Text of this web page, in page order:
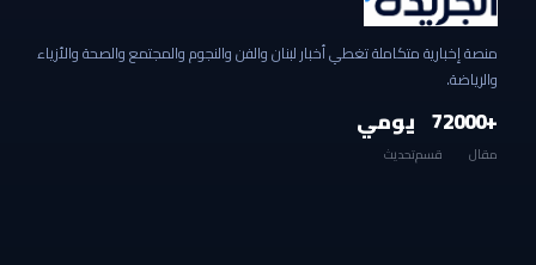
منصة إخبارية متكاملة تغطي أخبار لبنان والفن والنجوم والمجتمع والصحة والأزياء
والرياضة.
+2000
مقال
7
قسم
يومي
تحديث